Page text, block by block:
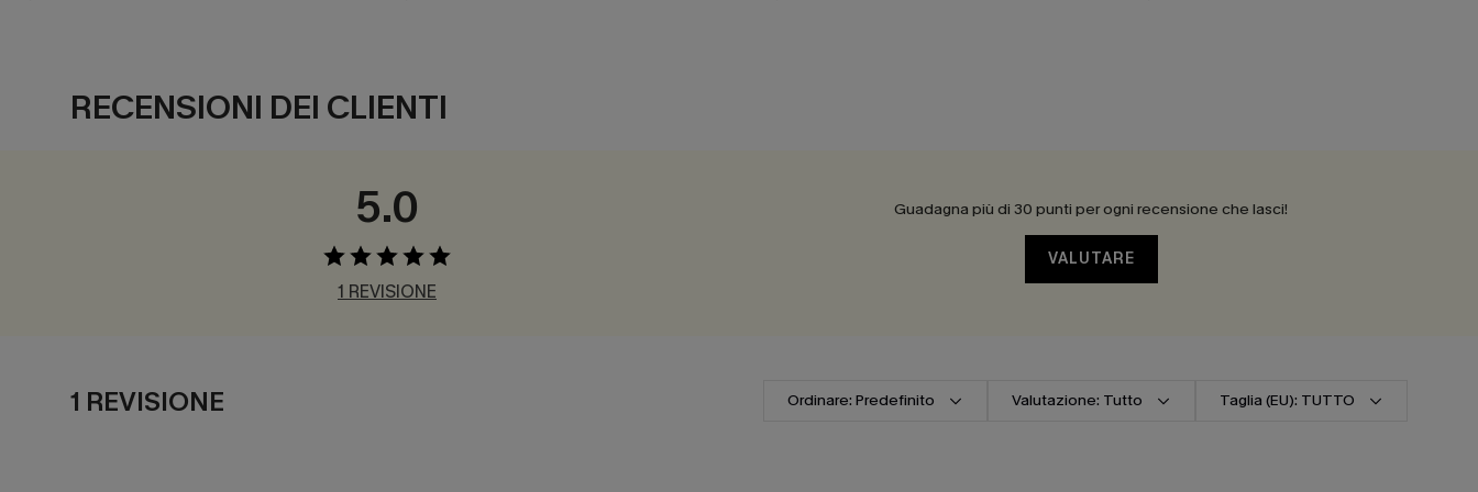
RECENSIONI DEI CLIENTI
5.0
1 REVISIONE
Guadagna più di 30 punti per ogni recensione che lasci!
VALUTARE
1 REVISIONE Ordinare: Predefinito Valutazione: Tutto Taglia (EU): TUTTO